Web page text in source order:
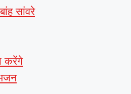
सांवरे
करेंगे